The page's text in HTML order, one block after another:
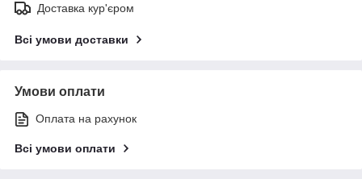
Доставка кур'єром
Всі умови доставки
Умови оплати
Оплата на рахунок
Всі умови оплати